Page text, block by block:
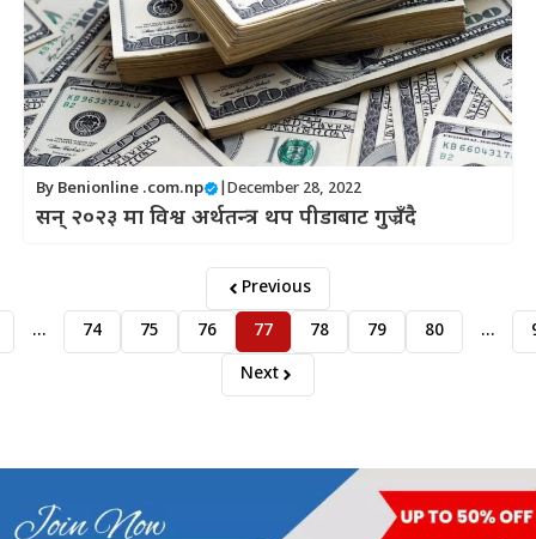
By Benionline .com.np December 28, 2022
सन् २०२३ मा विश्व अर्थतन्त्र थप पीडाबाट गुज्रँदै
Previous
…
74 75 76 77 78 79 80 …
Next